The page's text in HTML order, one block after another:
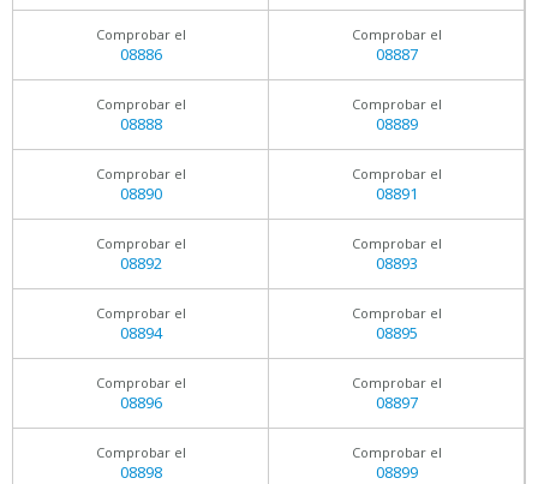
Comprobar el
08886
Comprobar el
08887
Comprobar el
08888
Comprobar el
08889
Comprobar el
08890
Comprobar el
08891
Comprobar el
08892
Comprobar el
08893
Comprobar el
08894
Comprobar el
08895
Comprobar el
08896
Comprobar el
08897
Comprobar el
08898
Comprobar el
08899